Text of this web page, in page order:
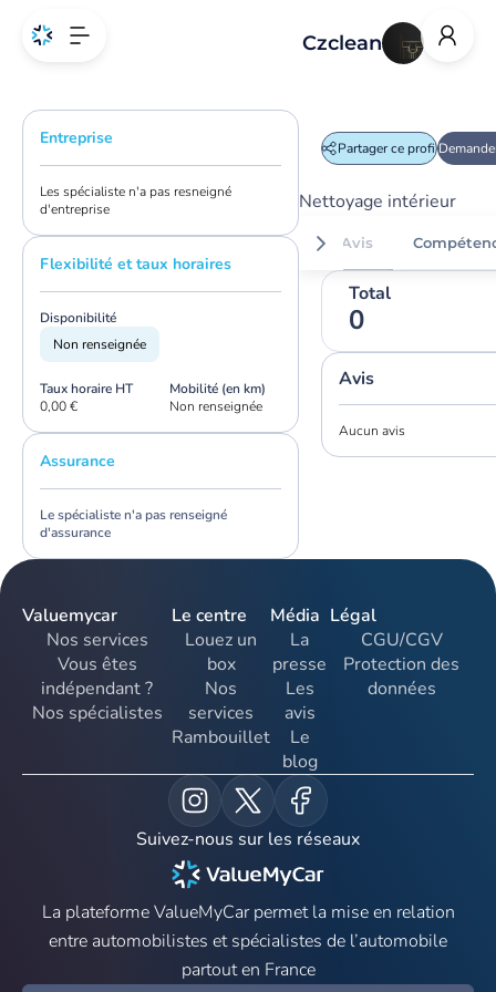
Entreprise
Les spécialiste n'a pas resneigné
d'entreprise
Flexibilité et taux horaires
Disponibilité
Non renseignée
Taux horaire HT
0,00 €
Mobilité (en km)
Non renseignée
Assurance
Le spécialiste n'a pas renseigné
d'assurance
Czclean
Partager ce profil
Nettoyage intérieur
Avis
Total
0
Avis
Aucun avis
Valuemycar
Nos services
Vous êtes
indépendant ?
Nos spécialistes
Le centre
Louez un
box
Nos
services
Rambouillet
Média
La
presse
Les
avis
Le
blog
Légal
CGU/CGV
Protection des
données
Suivez-nous sur les réseaux
La plateforme ValueMyCar permet la mise en relation
entre automobilistes et spécialistes de l’automobile
partout en France